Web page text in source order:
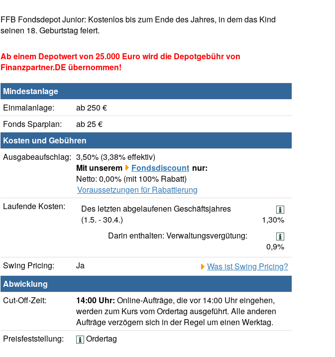
FFB Fondsdepot Junior: Kostenlos bis zum Ende des Jahres, in dem das Kind
seinen 18. Geburtstag feiert.
Ab einem Depotwert von 25.000 Euro wird die Depotgebühr von
Finanzpartner.DE übernommen!
Mindestanlage
Einmalanlage:
ab 250 €
Fonds Sparplan:
ab 25 €
Kosten und Gebühren
Ausgabeaufschlag: 3,50% (3,38% effektiv)
Mit unserem
Fondsdiscount nur:
Netto: 0,00% (mit 100% Rabatt)
Voraussetzungen für Rabattierung
Laufende Kosten:
Des letzten abgelaufenen Geschäftsjahres
(1.5. - 30.4.)
1,30%
Darin enthalten: Verwaltungsvergütung:
0,9%
Swing Pricing:
Ja
Was ist Swing Pricing?
Abwicklung
Cut-Off-Zeit:
14:00 Uhr: Online-Aufträge, die vor 14:00 Uhr eingehen,
werden zum Kurs vom Ordertag ausgeführt. Alle anderen
Aufträge verzögern sich in der Regel um einen Werktag.
Preisfeststellung:
Ordertag